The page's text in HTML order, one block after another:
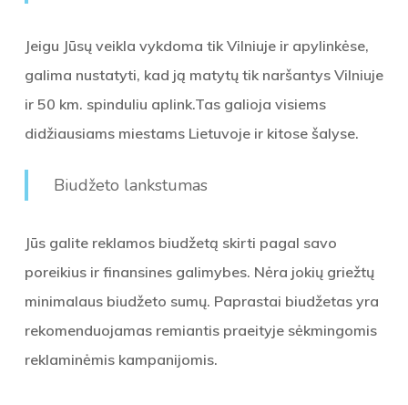
Jeigu Jūsų veikla vykdoma tik Vilniuje ir apylinkėse,
galima nustatyti, kad ją matytų tik naršantys Vilniuje
ir 50 km. spinduliu aplink.Tas galioja visiems
didžiausiams miestams Lietuvoje ir kitose šalyse.
Biudžeto lankstumas
Jūs galite reklamos biudžetą skirti pagal savo
poreikius ir finansines galimybes. Nėra jokių griežtų
minimalaus biudžeto sumų. Paprastai biudžetas yra
rekomenduojamas remiantis praeityje sėkmingomis
reklaminėmis kampanijomis.